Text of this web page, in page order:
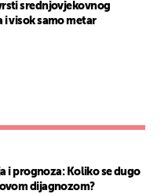
srednjovjekovnog
i visok samo metar
i prognoza: Koliko se dugo
dijagnozom?